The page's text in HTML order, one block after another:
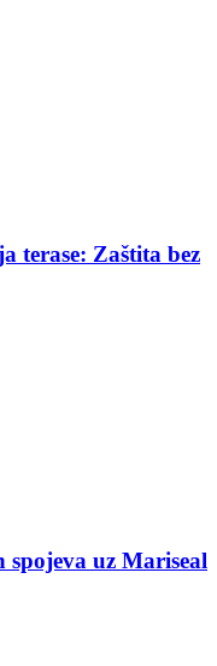
terase: Zaštita bez
spojeva uz Mariseal